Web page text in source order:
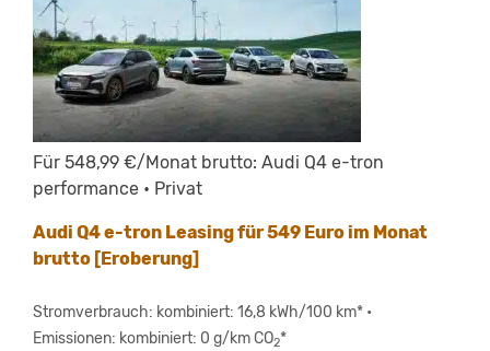
Für 548,99 €/Monat brutto: Audi Q4 e-tron
performance • Privat
Audi Q4 e-tron Leasing für 549 Euro im Monat
brutto [Eroberung]
Stromverbrauch: kombiniert: 16,8 kWh/100 km* •
Emissionen: kombiniert: 0 g/km CO2*